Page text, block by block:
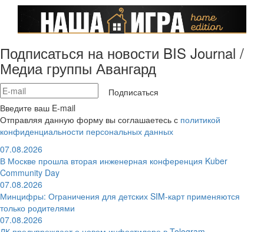
Подписаться на новости BIS Journal /
Медиа группы Авангард
Подписаться
Введите ваш E-mail
Отправляя данную форму вы соглашаетесь с политикой
конфиденциальности персональных данных
07.08.2026
В Москве прошла вторая инженерная конференция Kuber
Community Day
07.08.2026
Минцифры: Ограничения для детских SIM-карт применяются
только родителями
07.08.2026